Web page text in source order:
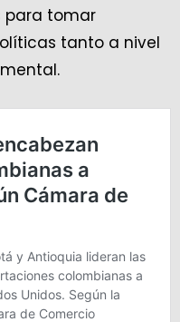
para tomar
tanto a nivel